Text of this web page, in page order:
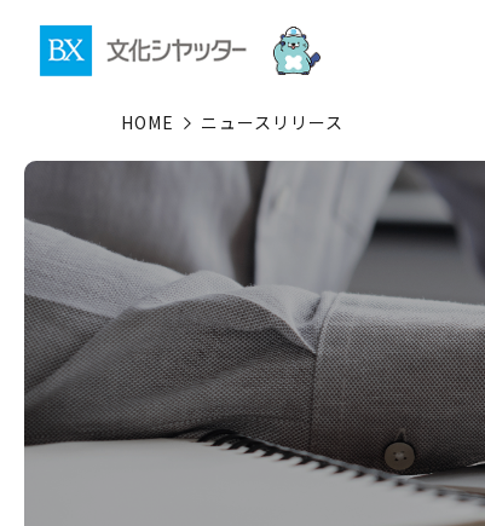
HOME ニュースリリース